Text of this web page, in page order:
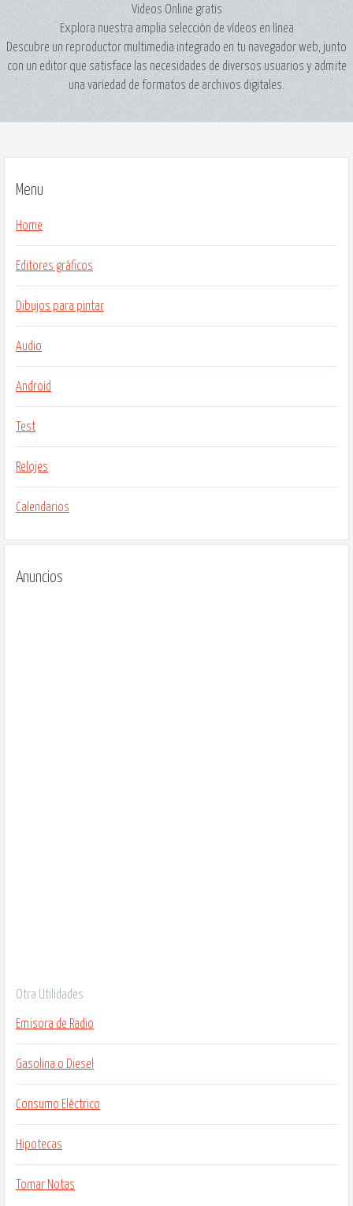
Videos Online gratis
Explora nuestra amplia selección de vídeos en línea
Descubre un reproductor multimedia integrado en tu navegador web, junto
con un editor que satisface las necesidades de diversos usuarios y admite
una variedad de formatos de archivos digitales.
Menu
Home
Editores gráficos
Dibujos para pintar
Audio
Android
Test
Relojes
Calendarios
Anuncios
Otra Utilidades
Emisora de Radio
Gasolina o Diesel
Consumo Eléctrico
Hipotecas
Tomar Notas